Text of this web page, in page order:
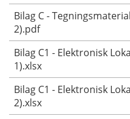
Bilag C -
2).pdf
Bilag C1 - Elektronisk
1).xlsx
Bilag C1 - Elektronisk
2).xlsx